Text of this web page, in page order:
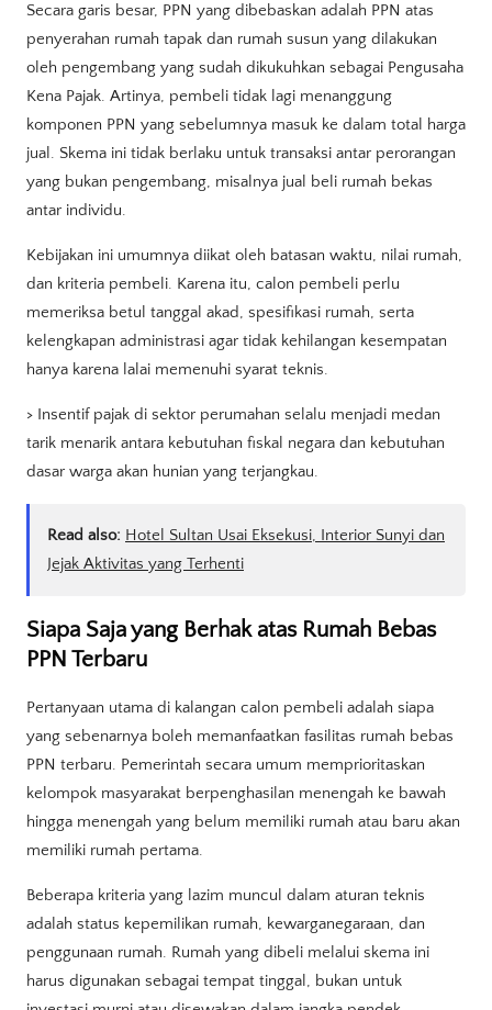
Secara garis besar, PPN yang dibebaskan adalah PPN atas
penyerahan rumah tapak dan rumah susun yang dilakukan
oleh pengembang yang sudah dikukuhkan sebagai Pengusaha
Kena Pajak. Artinya, pembeli tidak lagi menanggung
komponen PPN yang sebelumnya masuk ke dalam total harga
jual. Skema ini tidak berlaku untuk transaksi antar perorangan
yang bukan pengembang, misalnya jual beli rumah bekas
antar individu.
Kebijakan ini umumnya diikat oleh batasan waktu, nilai rumah,
dan kriteria pembeli. Karena itu, calon pembeli perlu
memeriksa betul tanggal akad, spesifikasi rumah, serta
kelengkapan administrasi agar tidak kehilangan kesempatan
hanya karena lalai memenuhi syarat teknis.
> Insentif pajak di sektor perumahan selalu menjadi medan
tarik menarik antara kebutuhan fiskal negara dan kebutuhan
dasar warga akan hunian yang terjangkau.
Read also: Hotel Sultan Usai Eksekusi, Interior Sunyi dan
Jejak Aktivitas yang Terhenti
Siapa Saja yang Berhak atas Rumah Bebas
PPN Terbaru
Pertanyaan utama di kalangan calon pembeli adalah siapa
yang sebenarnya boleh memanfaatkan fasilitas rumah bebas
PPN terbaru. Pemerintah secara umum memprioritaskan
kelompok masyarakat berpenghasilan menengah ke bawah
hingga menengah yang belum memiliki rumah atau baru akan
memiliki rumah pertama.
Beberapa kriteria yang lazim muncul dalam aturan teknis
adalah status kepemilikan rumah, kewarganegaraan, dan
penggunaan rumah. Rumah yang dibeli melalui skema ini
harus digunakan sebagai tempat tinggal, bukan untuk